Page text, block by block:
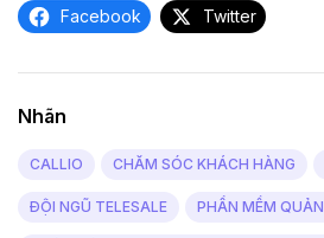
Facebook Twitter
Nhãn
CALLIO CHĂM SÓC KHÁCH HÀNG
ĐỘI NGŨ TELESALE PHẦN MỀM